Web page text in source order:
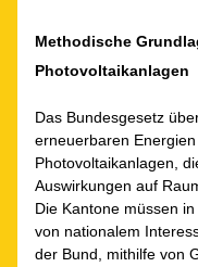
Methodische
Photovoltaikanlagen
Das Bundesgesetz
erneuerbaren
Photovoltaikanlagen,
Auswirkungen auf
Die Kantone müssen
von nationalem
der Bund, mithilfe von